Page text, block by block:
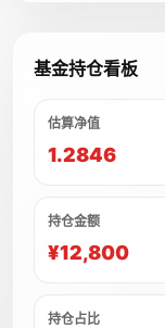
基金持仓看板
估算净值
1.2846
持仓金额
¥12,800
持仓占比